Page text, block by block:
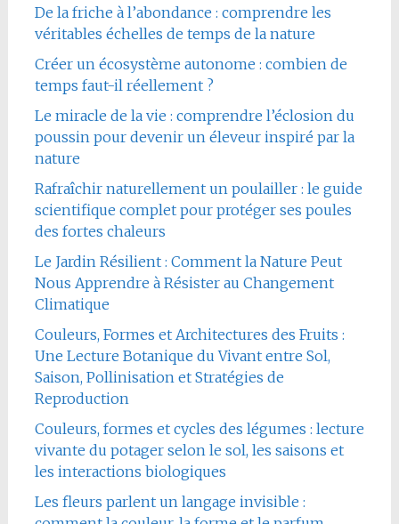
De la friche à l’abondance : comprendre les
véritables échelles de temps de la nature
Créer un écosystème autonome : combien de
temps faut-il réellement ?
Le miracle de la vie : comprendre l’éclosion du
poussin pour devenir un éleveur inspiré par la
nature
Rafraîchir naturellement un poulailler : le guide
scientifique complet pour protéger ses poules
des fortes chaleurs
Le Jardin Résilient : Comment la Nature Peut
Nous Apprendre à Résister au Changement
Climatique
Couleurs, Formes et Architectures des Fruits :
Une Lecture Botanique du Vivant entre Sol,
Saison, Pollinisation et Stratégies de
Reproduction
Couleurs, formes et cycles des légumes : lecture
vivante du potager selon le sol, les saisons et
les interactions biologiques
Les fleurs parlent un langage invisible :